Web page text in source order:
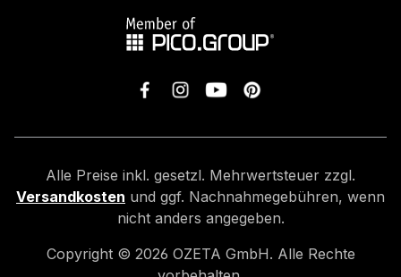
Alle Preise inkl. gesetzl. Mehrwertsteuer zzgl.
Versandkosten und ggf. Nachnahmegebühren, wenn
nicht anders angegeben.
Copyright © 2026 OZETA GmbH. Alle Rechte